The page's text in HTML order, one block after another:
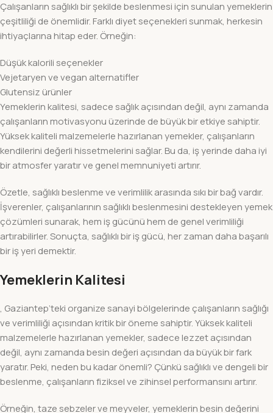
Çalışanların sağlıklı bir şekilde beslenmesi için sunulan yemeklerin
çeşitliliği de önemlidir. Farklı diyet seçenekleri sunmak, herkesin
ihtiyaçlarına hitap eder. Örneğin:
Düşük kalorili seçenekler
Vejetaryen ve vegan alternatifler
Glutensiz ürünler
Yemeklerin kalitesi, sadece sağlık açısından değil, aynı zamanda
çalışanların motivasyonu üzerinde de büyük bir etkiye sahiptir.
Yüksek kaliteli malzemelerle hazırlanan yemekler, çalışanların
kendilerini değerli hissetmelerini sağlar. Bu da, iş yerinde daha iyi
bir atmosfer yaratır ve genel memnuniyeti artırır.
Özetle, sağlıklı beslenme ve verimlilik arasında sıkı bir bağ vardır.
İşverenler, çalışanlarının sağlıklı beslenmesini destekleyen yemek
çözümleri sunarak, hem iş gücünü hem de genel verimliliği
artırabilirler. Sonuçta, sağlıklı bir iş gücü, her zaman daha başarılı
bir iş yeri demektir.
Yemeklerin Kalitesi
, Gaziantep’teki organize sanayi bölgelerinde çalışanların sağlığı
ve verimliliği açısından kritik bir öneme sahiptir. Yüksek kaliteli
malzemelerle hazırlanan yemekler, sadece lezzet açısından
değil, aynı zamanda besin değeri açısından da büyük bir fark
yaratır. Peki, neden bu kadar önemli? Çünkü sağlıklı ve dengeli bir
beslenme, çalışanların fiziksel ve zihinsel performansını artırır.
Örneğin, taze sebzeler ve meyveler, yemeklerin besin değerini